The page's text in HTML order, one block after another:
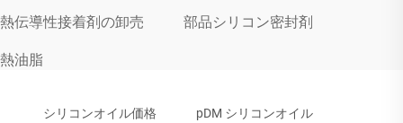
熱伝導性接着剤の卸売 部品シリコン密封剤
熱油脂
シリコンオイル価格 pDM シリコンオイル